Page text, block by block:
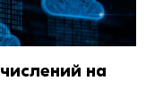
на